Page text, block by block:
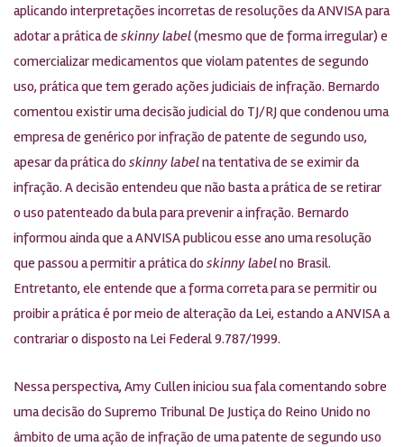
aplicando interpretações incorretas de resoluções da ANVISA para
adotar a prática de skinny label(mesmo que de forma irregular) e
comercializar medicamentos que violam patentes de segundo
uso, prática que tem gerado ações judiciais de infração. Bernardo
comentou existir uma decisão judicial do TJ/RJ que condenou uma
empresa de genérico por infração de patente de segundo uso,
apesar da prática doskinny labelna tentativa de se eximir da
infração. A decisão entendeu que não basta a prática de se retirar
o uso patenteado da bula para prevenir a infração. Bernardo
informou ainda que a ANVISA publicou esse ano uma resolução
que passou a permitir a prática doskinny labelno Brasil.
Entretanto, ele entende que a forma correta para se permitir ou
proibir a prática é por meio de alteração da Lei, estando a ANVISA a
contrariar o disposto na Lei Federal 9.787/1999.
Nessa perspectiva, Amy Cullen iniciou sua fala comentando sobre
uma decisão do Supremo Tribunal De Justiça do Reino Unido no
âmbito de uma ação de infração de uma patente de segundo uso